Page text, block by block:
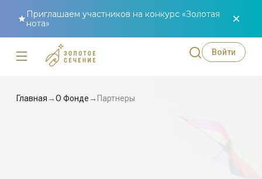
Приглашаем участников на конкурс «Золотая
нота»
Войти
Главная →О Фонде → Партнеры